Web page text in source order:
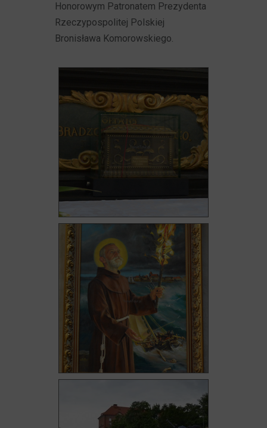
Honorowym Patronatem Prezydenta
Rzeczypospolitej Polskiej
Bronisława Komorowskiego.